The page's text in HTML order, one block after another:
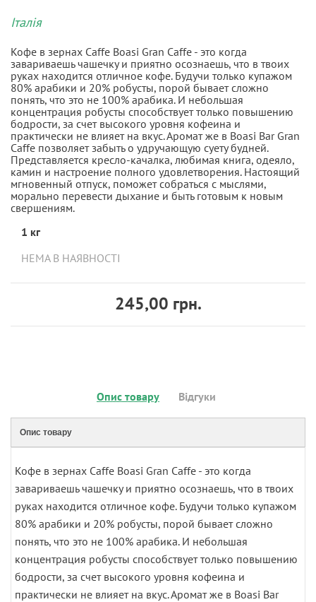
Італія
Кофе в зернах Caffe Boasi Gran Caffe - это когда
завариваешь чашечку и приятно осознаешь, что в твоих
руках находится отличное кофе. Будучи только купажом
80% арабики и 20% робусты, порой бывает сложно
понять, что это не 100% арабика. И небольшая
концентрация робусты способствует только повышению
бодрости, за счет высокого уровня кофеина и
практически не влияет на вкус. Аромат же в Boasi Bar Gran
Caffe позволяет забыть о удручающую суету будней.
Представляется кресло-качалка, любимая книга, одеяло,
камин и настроение полного удовлетворения. Настоящий
мгновенный отпуск, поможет собраться с мыслями,
морально перевести дыхание и быть готовым к новым
свершениям.
1 кг
НЕМА В НАЯВНОСТІ
245,00 грн.
Опис товару Відгуки
Опис товару
Кофе в зернах Caffe Boasi Gran Caffe - это когда
завариваешь чашечку и приятно осознаешь, что в твоих
руках находится отличное кофе. Будучи только купажом
80% арабики и 20% робусты, порой бывает сложно
понять, что это не 100% арабика. И небольшая
концентрация робусты способствует только повышению
бодрости, за счет высокого уровня кофеина и
практически не влияет на вкус. Аромат же в Boasi Bar